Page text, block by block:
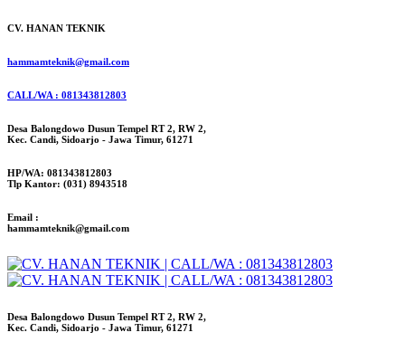
CV. HANAN TEKNIK
hammamteknik@gmail.com
CALL/WA : 081343812803
Desa Balongdowo Dusun Tempel RT 2, RW 2,
Kec. Candi, Sidoarjo - Jawa Timur, 61271
HP/WA: 081343812803
Tlp Kantor: (031) 8943518
Email :
hammamteknik@gmail.com
Desa Balongdowo Dusun Tempel RT 2, RW 2,
Kec. Candi, Sidoarjo - Jawa Timur, 61271